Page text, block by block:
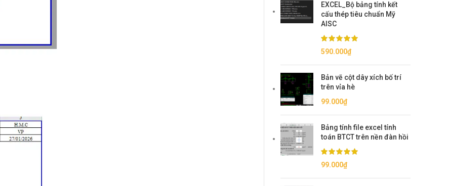
EXCEL_Bộ bảng tính kết
cấu thép tiêu chuẩn Mỹ
AISC
590.000₫
Bản vẽ cột dây xích bố trí
trên vỉa hè
99.000₫
Bảng tính file excel tính
toán BTCT trên nền đàn hồi
99.000₫